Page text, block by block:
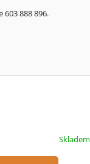
888 896.
Skladem